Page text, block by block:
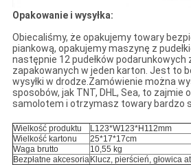
Opakowanie i wysyłka:
Obiecaliśmy, że opakujemy towary
piankową, opakujemy maszynę z
następnie 12 pudełków podarunkowych
zapakowanych w jeden karton. Jest to
wysyłki w drodze.Zamówienie można
sposobów, jak TNT, DHL, Sea, to zajmie
samolotem i otrzymasz towary bardzo
Wielkość produktu
L123*W123*H112mm
Wielkość kartonu
25*17*17cm
Waga brutto
10,55 kg
Bezpłatne akcesoria Klucz, pierścień, głowica